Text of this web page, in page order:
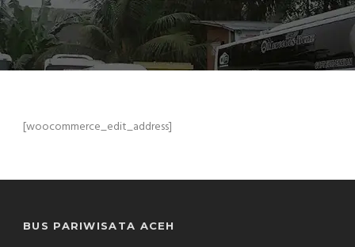
[woocommerce_edit_address]
BUS PARIWISATA ACEH